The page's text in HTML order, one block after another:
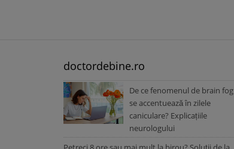
doctordebine.ro
De ce fenomenul de brain fog
se accentuează în zilele
caniculare? Explicațiile
neurologului